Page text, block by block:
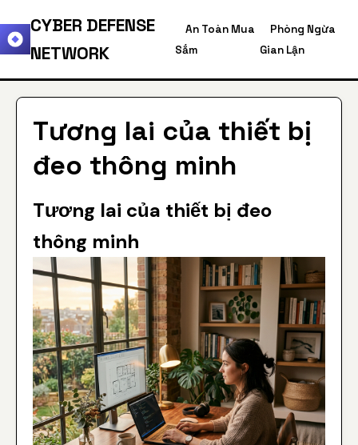
CYBER DEFENSE
NETWORK
An Toàn Mua
Sắm
Phòng Ngừa
Gian Lận
Tương lai của thiết bị
đeo thông minh
Tương lai của thiết bị đeo
thông minh